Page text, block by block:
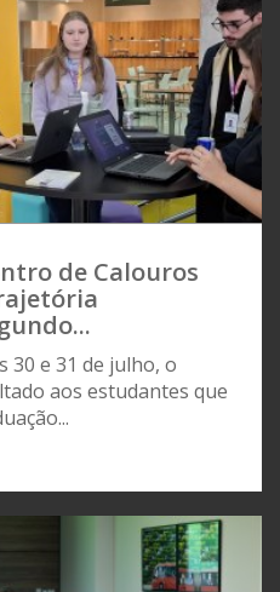
de Calouros
30 e 31 de julho, o
aos estudantes que